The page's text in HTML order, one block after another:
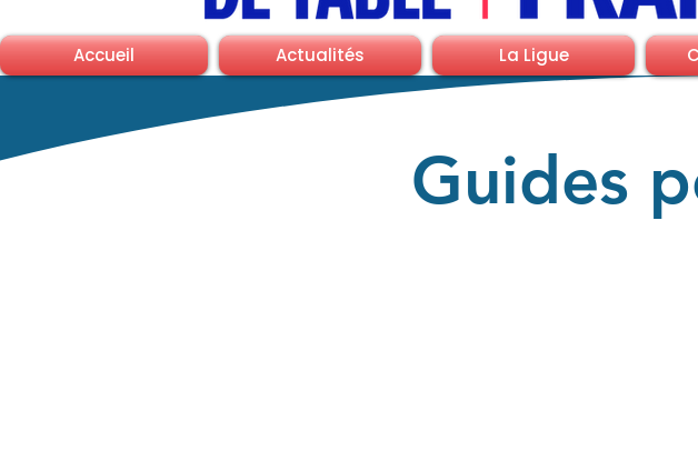
Accueil Actualités La Ligue
Guides